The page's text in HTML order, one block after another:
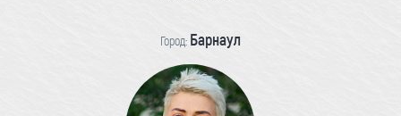
Город: Барнаул